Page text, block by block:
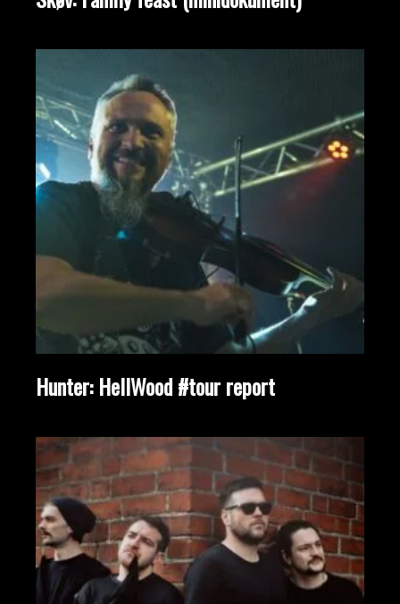
Hunter: HellWood #tour report